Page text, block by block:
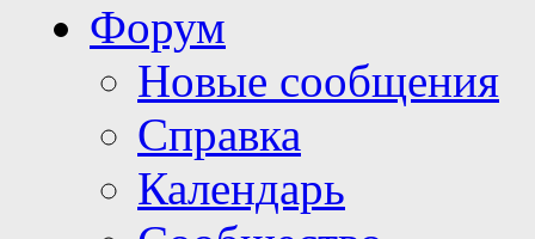
Форум
Новые сообщения
Справка
Календарь